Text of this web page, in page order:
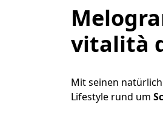
vitalità
Mit seinen
Lifestyle rund um